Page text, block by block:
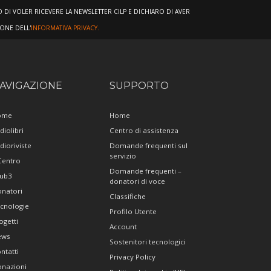
DI VOLER RICEVERE LA NEWSLETTER CILP E DICHIARO DI AVER
DELL'INFORMATIVA PRIVACY.
SUPPORTO
Home
Centro di assistenza
Domande frequenti sul
servizio
Domande frequenti –
donatori di voce
Classifiche
Profilo Utente
Account
Sostenitori tecnologici
Privacy Policy